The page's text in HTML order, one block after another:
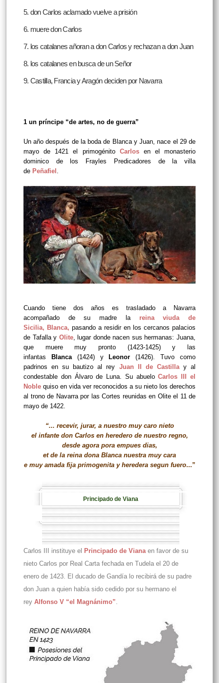
5. don Carlos aclamado vuelve a prisión
6. muere don Carlos
7. los catalanes añoran a don Carlos y rechazan a don Juan
8. los catalanes en busca de un Señor
9. Castilla, Francia y Aragón deciden por Navarra
1 un príncipe “de artes, no de guerra”
Un año después de la boda de Blanca y Juan, nace el 29 de
mayo de 1421 el primogénito Carlos
en el monasterio
dominico de los Frayles Predicadores de la villa
de Peñafiel .
Cuando tiene dos años es trasladado a Navarra
acompañado de su madre la reina viuda de
Sicilia, Blanca, pasando a residir en los cercanos palacios
de Tafalla y Olite, lugar donde nacen sus hermanas: Juana,
que muere muy pronto (1423-1425) y las
infantas
Blanca (1424) y Leonor(1426). Tuvo como
padrinos en su bautizo al rey Juan II de Castilla y al
condestable don Álvaro de Luna. Su abueloCarlos III el
Noble quiso en vida ver reconocidos a su nieto los derechos
al trono de Navarra por las Cortes reunidas en Olite el 11 de
mayo de 1422.
“... recevir, jurar, a nuestro muy caro nieto
el infante don Carlos en heredero de nuestro regno,
desde agora pora empues dias,
et de la reina dona Blanca nuestra muy cara
e muy amada fija primogenita y heredera segun fuero...”
Principado de Viana
Carlos III instituye el Principado de Viana en favor de su
nieto Carlos por Real Carta fechada en Tudela el 20 de
enero de 1423. El ducado de Gandía lo recibirá de su padre
don Juan a quien había sido cedido por su hermano el
rey Alfonso V “el Magnánimo”